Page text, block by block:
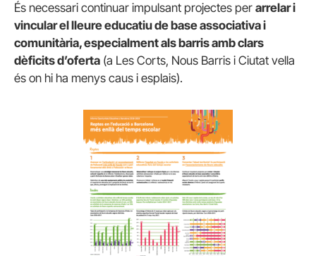
És necessari continuar impulsant projectes per arrelar i
vincular el lleure educatiu de base associativa i
comunitària, especialment als barris amb clars
dèficits d’oferta (a Les Corts, Nous Barris i Ciutat vella
és on hi ha menys caus i esplais).